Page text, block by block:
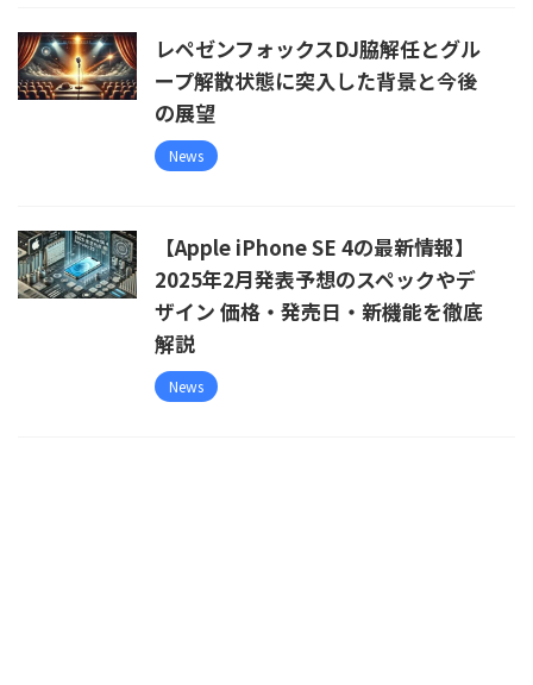
レペゼンフォックスDJ脇解任とグル
ープ解散状態に突入した背景と今後
の展望
News
【Apple iPhone SE 4の最新情報】
2025年2月発表予想のスペックやデ
ザイン 価格・発売日・新機能を徹底
解説
News